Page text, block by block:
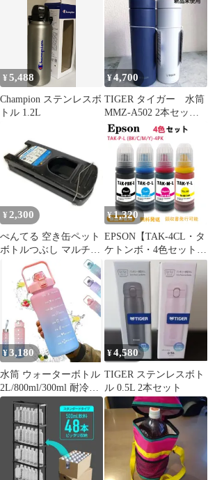
¥5,488
Champion ステンレスボ
トル 1.2L
¥4,700
TIGER タイガー 水筒
MMZ-A502 2本セット
0.5L
¥ 2,300
ぺんてる 空き缶ペット
ボトルつぶし マルチプ
レス KPM1
¥1,320
EPSON【TAK-4CL・タ
ケトンボ・4色セット】
エプソン用 TAK タケト
ンボ 互換 インクボトル
安心2年保証TAK-PBK-
L TAK-C-L TAK-M-L
TAK-Y-L 染料互換イン
ク
¥3,180
水筒 ウォーターボトル
2L/800ml/300ml 耐冷耐
熱 水漏れ防止
¥4,580
TIGER ステンレスボト
ル 0.5L 2本セット